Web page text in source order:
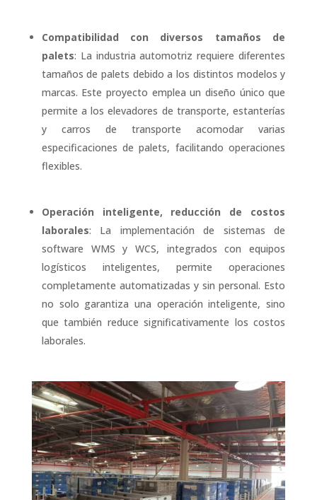
Compatibilidad con diversos tamaños de
palets: La industria automotriz requiere diferentes
tamaños de palets debido a los distintos modelos y
marcas. Este proyecto emplea un diseño único que
permite a los elevadores de transporte, estanterías
y carros de transporte acomodar varias
especificaciones de palets, facilitando operaciones
flexibles.
Operación inteligente, reducción de costos
laborales: La implementación de sistemas de
software WMS y WCS, integrados con equipos
logísticos inteligentes, permite operaciones
completamente automatizadas y sin personal. Esto
no solo garantiza una operación inteligente, sino
que también reduce significativamente los costos
laborales.